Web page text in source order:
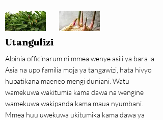
Utangulizi
Alpinia officinarum ni mmea wenye asili ya bara la
Asia na upo familia moja ya tangawizi, hata hivyo
hupatikana maeneo mengi duniani. Watu
wamekuwa wakitumia kama dawa na wengine
wamekuwa wakipanda kama maua nyumbani.
Mmea huu uwekuwa ukitumika kama dawa ya